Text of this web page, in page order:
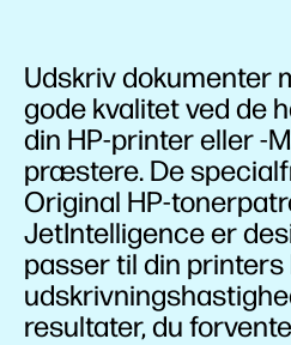
Udskriv dokumenter
gode kvalitet ved de
din HP-printer eller -
præstere. De
Original HP-
JetIntelligence er
passer til din printers
resultater, du